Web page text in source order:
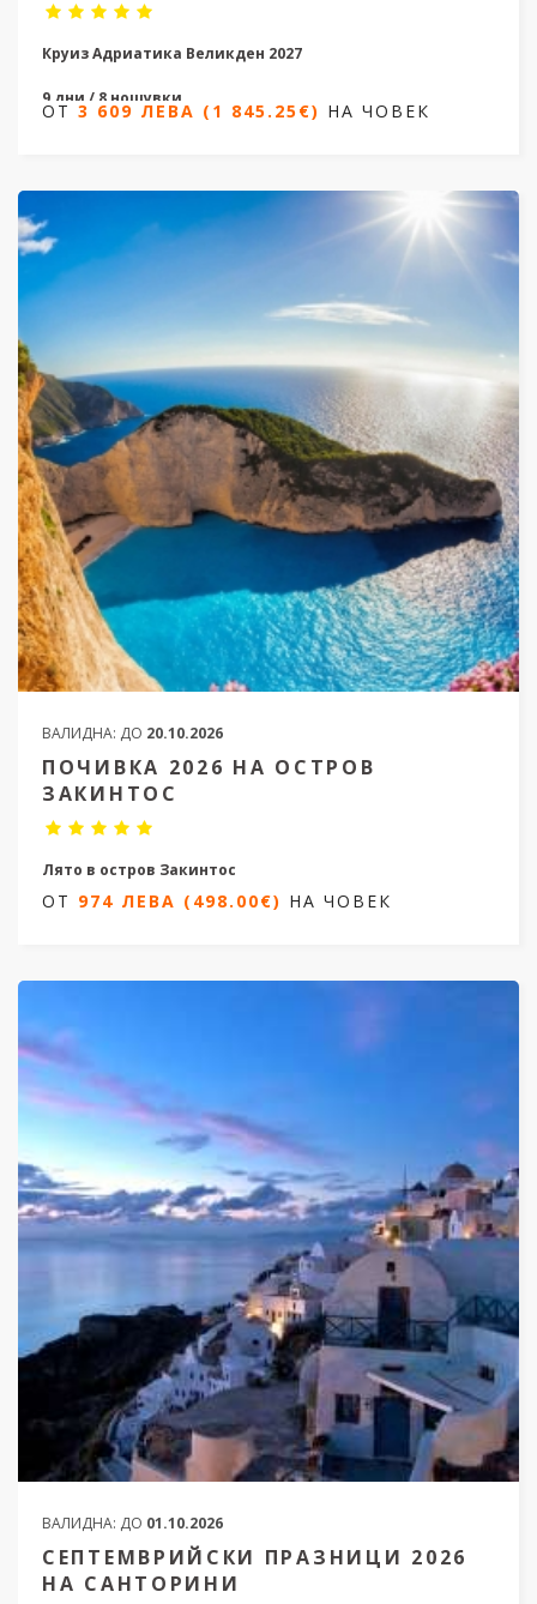
Круиз Адриатика Великден 2027
9 дни / 8 нощувки
3 609 ЛЕВА (1 845.25€) НА ЧОВЕК
ОТ 3 609 ЛЕВА (1 845.25€) НА ЧОВЕК
ВАЛИДНА: ДО 20.10.2026
ПОЧИВКА 2026 НА ОСТРОВ
ЗАКИНТОС
Лято в остров Закинтос
7 дни / 6 нощувки
ОТ 974 ЛЕВА (498.00€) НА ЧОВЕК
ВАЛИДНА: ДО 01.10.2026
СЕПТЕМВРИЙСКИ ПРАЗНИЦИ 2026
НА САНТОРИНИ